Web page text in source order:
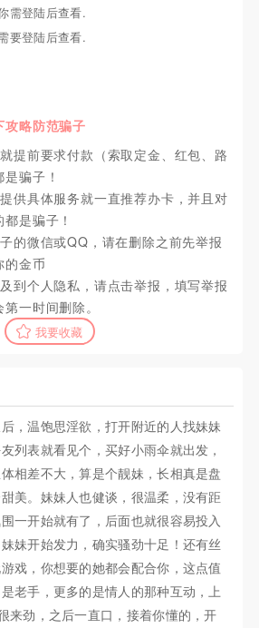
需登陆后查看.
要登陆后查看.
攻略防范骗子
提前要求付款（索取定金、红包、路
骗子！
供具体服务就一直推荐办卡，并且对
是骗子！
的微信或QQ，请在删除之前先举报
的金币
到个人隐私，请点击举报，填写举报
一时间删除。
我要收藏
，温饱思淫欲，打开附近的人找妹妹
列表就看见个，买好小雨伞就出发，
相差不大，算是个靓妹，长相真是盘
美。妹妹人也健谈，很温柔，没有距
一开始就有了，后面也就很容易投入
妹开始发力，确实骚劲十足！还有丝
戏，你想要的她都会配合你，这点值
老手，更多的是情人的那种互动，上
来劲，之后一直口，接着你懂的，开